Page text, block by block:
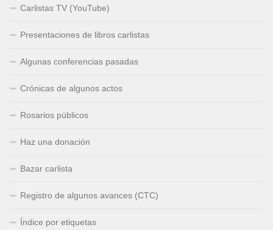
Carlistas TV (YouTube)
Presentaciones de libros carlistas
Algunas conferencias pasadas
Crónicas de algunos actos
Rosarios públicos
Haz una donación
Bazar carlista
Registro de algunos avances (CTC)
Índice por etiquetas